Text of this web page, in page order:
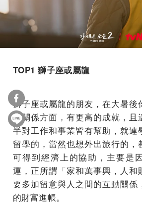
TOP1 獅子座或屬龍
獅子座或屬龍的朋友，在大暑後
夥關係方面，有更高的成就，且
半對工作和事業皆有幫助，就連
留學的，當然也想外出旅行的，
可得到經濟上的協助，主要是
運，正所謂「家和萬事興，人和
要多加留意與人之間的互動關係
的財富進帳。